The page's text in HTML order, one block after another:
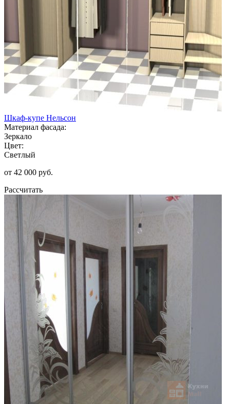
Шкаф-купе Нельсон
Материал фасада:
Зеркало
Цвет:
Светлый
от 42 000 руб.
Рассчитать